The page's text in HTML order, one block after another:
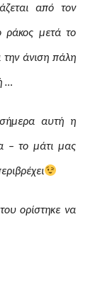
από τον
μετά το
την άνιση πάλη
…
αυτή η
– το μάτι μας
ορίστηκε να